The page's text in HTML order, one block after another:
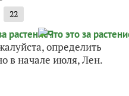
22
определить
в начале июля, Лен.